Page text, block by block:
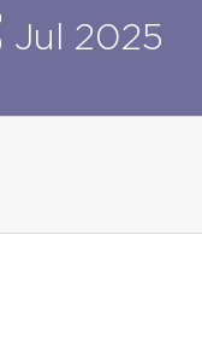
Jul 2025